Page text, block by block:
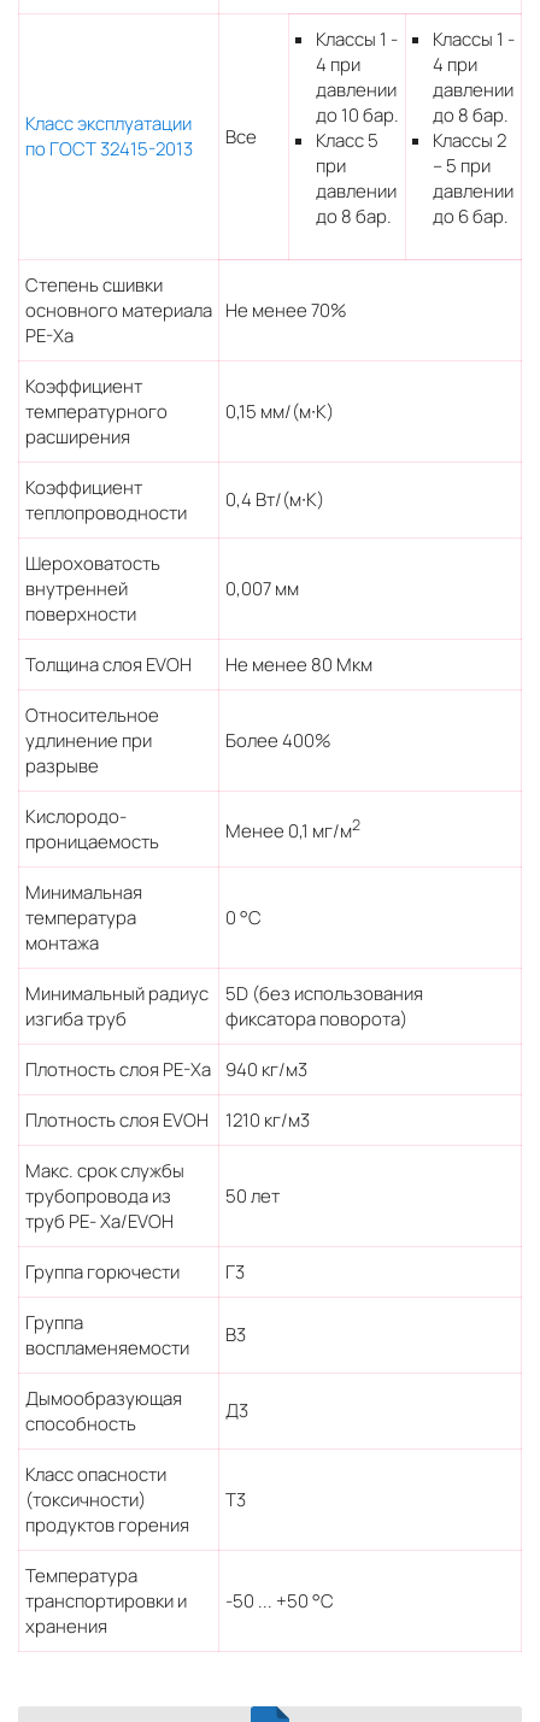
Класс эксплуатации
по ГОСТ 32415-2013
Все
Классы 1 -
4 при
давлении
до 10 бар.
Класс 5
при
давлении
до 8 бар.
Классы 1 -
4 при
давлении
до 8 бар.
Классы 2
– 5 при
давлении
до 6 бар.
Степень сшивки
основного материала
PE-Xa
Не менее 70%
Коэффициент
температурного
расширения
0,15 мм/(м∙К)
Коэффициент
теплопроводности
0,4 Вт/(м∙К)
Шероховатость
внутренней
поверхности
0,007 мм
Толщина слоя EVOH
Не менее 80 Мкм
Относительное
удлинение при
разрыве
Более 400%
Кислородо-
проницаемость
Менее 0,1 мг/м2
Минимальная
температура
монтажа
0 °С
Минимальный радиус
изгиба труб
5D (без использования
фиксатора поворота)
Плотность слоя PE-Xa
940 кг/м3
Плотность слоя EVOH
1210 кг/м3
Макс. срок службы
трубопровода из
труб PE- Xa/EVOH
50 лет
Группа горючести
Г3
Группа
воспламеняемости
В3
Дымообразующая
способность
Д3
Класс опасности
(токсичности)
продуктов горения
Т3
Температура
транспортировки и
хранения
-50 ... +50 °С